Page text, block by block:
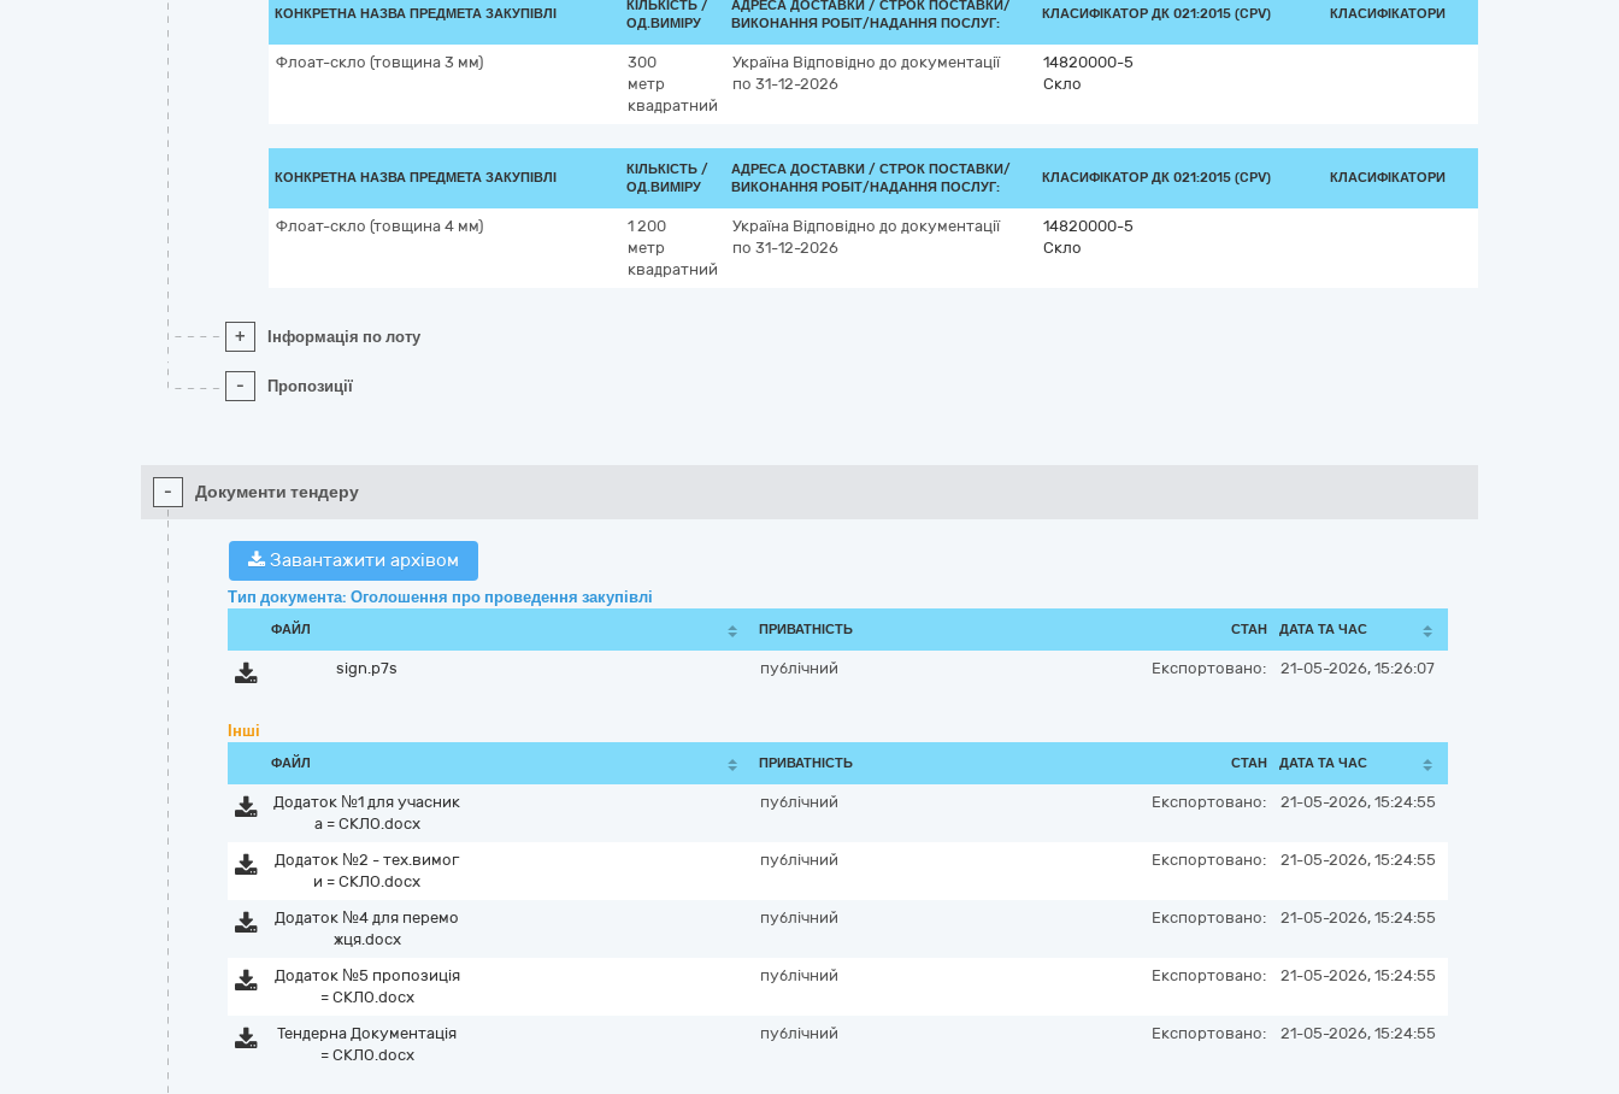
КОНКРЕТНА НАЗВА ПРЕДМЕТА ЗАКУПІВЛІ
КІЛЬКІСТЬ /
ОД.ВИМІРУ
АДРЕСА ДОСТАВКИ / СТРОК ПОСТАВКИ/
ВИКОНАННЯ РОБІТ/НАДАННЯ ПОСЛУГ:
КЛАСИФІКАТОР ДК 021:2015 (CPV) КЛАСИФІКАТОРИ
Флоат-скло (товщина 3 мм)
300
метр
квадратний
Україна Відповідно до документації
по 31-12-2026
14820000-5
Скло
КОНКРЕТНА НАЗВА ПРЕДМЕТА ЗАКУПІВЛІ
КІЛЬКІСТЬ /
ОД.ВИМІРУ
АДРЕСА ДОСТАВКИ / СТРОК ПОСТАВКИ/
ВИКОНАННЯ РОБІТ/НАДАННЯ ПОСЛУГ:
КЛАСИФІКАТОР ДК 021:2015 (CPV) КЛАСИФІКАТОРИ
Флоат-скло (товщина 4 мм)
1 200
метр
квадратний
Україна Відповідно до документації
по 31-12-2026
14820000-5
Скло
+ Інформація по лоту
- Пропозиції
- Документи тендеру
Завантажити архівом
Тип документа: Оголошення про проведення закупівлі
ФАЙЛ ПРИВАТНІСТЬ СТАН ДАТА ТА ЧАС
sign.p7s публічний Експортовано: 21-05-2026, 15:26:07
Інші
ФАЙЛ ПРИВАТНІСТЬ СТАН ДАТА ТА ЧАС
Додаток №1 для учасник
а = СКЛО.docx
публічний Експортовано: 21-05-2026, 15:24:55
Додаток №2 - тех.вимог
и = СКЛО.docx
публічний Експортовано: 21-05-2026, 15:24:55
Додаток №4 для перемо
жця.docx
публічний Експортовано: 21-05-2026, 15:24:55
Додаток №5 пропозиція
= СКЛО.docx
публічний Експортовано: 21-05-2026, 15:24:55
Тендерна Документація
= СКЛО.docx
публічний Експортовано: 21-05-2026, 15:24:55